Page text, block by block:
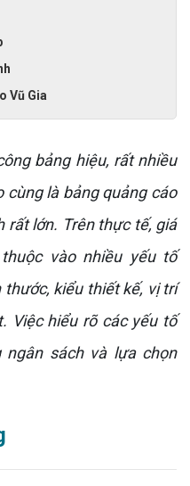
Vũ Gia
bảng hiệu, rất nhiều
cùng là bảng quảng cáo
rất lớn. Trên thực tế, giá
vào nhiều yếu tố
kiểu thiết kế, vị trí
Việc hiểu rõ các yếu tố
sách và lựa chọn